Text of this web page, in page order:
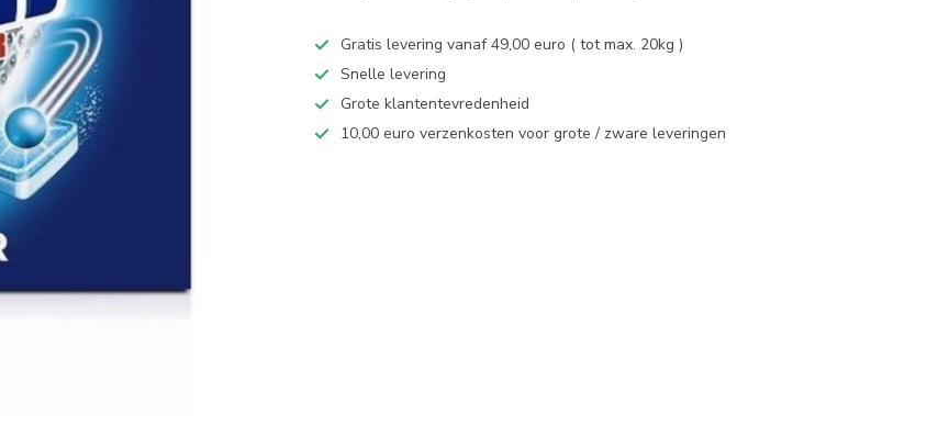
Gratis levering vanaf 49,00 euro ( tot max. 20kg )
Snelle levering
Grote klantentevredenheid
10,00 euro verzenkosten voor grote / zware leveringen